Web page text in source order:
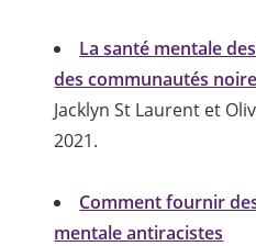
La santé mentale
des communautés
Jacklyn St Laurent et
2021.
Comment fournir
mentale antiracistes